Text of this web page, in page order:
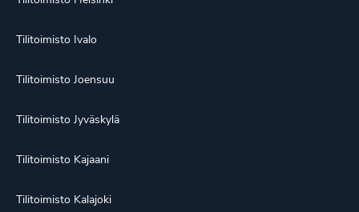
Tilitoimisto Ivalo
Tilitoimisto Joensuu
Tilitoimisto Jyväskylä
Tilitoimisto Kajaani
Tilitoimisto Kalajoki